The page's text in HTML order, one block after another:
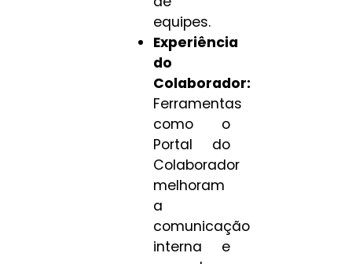
equipes.
Experiência
do
Colaborador:
Ferramentas
como o
Portal do
Colaborador
melhoram
a
comunicação
interna e